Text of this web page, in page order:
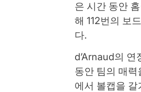
은 시간 동안
해 112번의 보
다.
d’Arnaud의
동안 팀의 매
에서 볼캡을